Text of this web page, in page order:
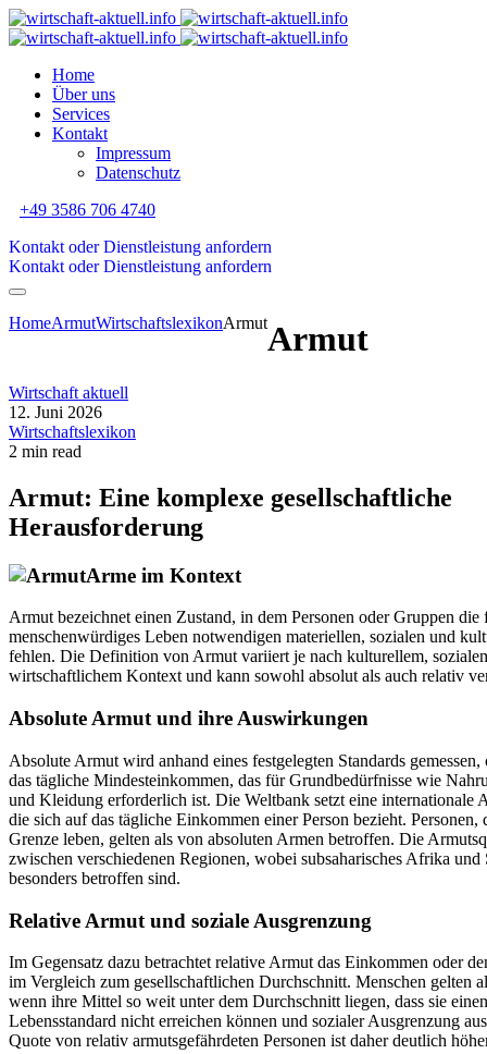
Home
Über uns
Services
Kontakt
Impressum
Datenschutz
+49 3586 706 4740
Kontakt oder Dienstleistung anfordern
Kontakt oder Dienstleistung anfordern
HomeArmutWirtschaftslexikonArmutArmut
Wirtschaft aktuell
12. Juni 2026
Wirtschaftslexikon
2 min read
Armut: Eine komplexe gesellschaftliche
Herausforderung
Arme im Kontext
Armut bezeichnet einen Zustand, in dem Personen oder Gruppen die
menschenwürdiges Leben notwendigen materiellen, sozialen und
fehlen. Die Definition von Armut variiert je nach kulturellem,
wirtschaftlichem Kontext und kann sowohl absolut als auch relativ
Absolute Armut und ihre Auswirkungen
Absolute Armut wird anhand eines festgelegten Standards
das tägliche Mindesteinkommen, das für Grundbedürfnisse wie
und Kleidung erforderlich ist. Die Weltbank setzt eine internationale
die sich auf das tägliche Einkommen einer Person bezieht. Personen,
Grenze leben, gelten als von absoluten Armen betroffen. Die
zwischen verschiedenen Regionen, wobei subsaharisches Afrika und
besonders betroffen sind.
Relative Armut und soziale Ausgrenzung
Im Gegensatz dazu betrachtet relative Armut das Einkommen oder
im Vergleich zum gesellschaftlichen Durchschnitt. Menschen gelten
wenn ihre Mittel so weit unter dem Durchschnitt liegen, dass sie
Lebensstandard nicht erreichen können und sozialer Ausgrenzung
Quote von relativ armutsgefährdeten Personen ist daher deutlich